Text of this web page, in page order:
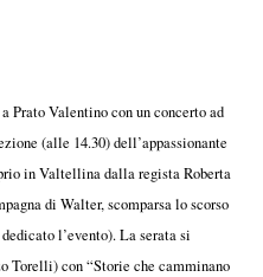
Prato Valentino con un concerto ad
(alle 14.30) dell’appassionante
in Valtellina dalla regista Roberta
di Walter, scomparsa lo scorso
l’evento). La serata si
Torelli) con “Storie che camminano